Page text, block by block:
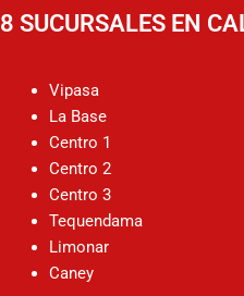
8 SUCURSALES EN
Vipasa
La Base
Centro 1
Centro 2
Centro 3
Tequendama
Limonar
Caney